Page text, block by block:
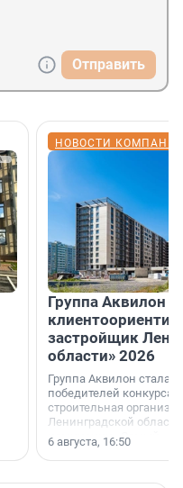
Отправить
НОВОСТИ
Группа Аквилон
застройщик
области» 2026
Группа Аквилон стала
победителей конкурса
строительная
Ленинградской области
номинации «Самый
застройщик
области».
6 августа, 16:50